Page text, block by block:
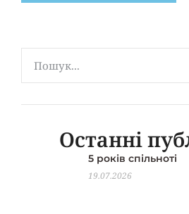
Останні
5 років спільноті
19.07.2026